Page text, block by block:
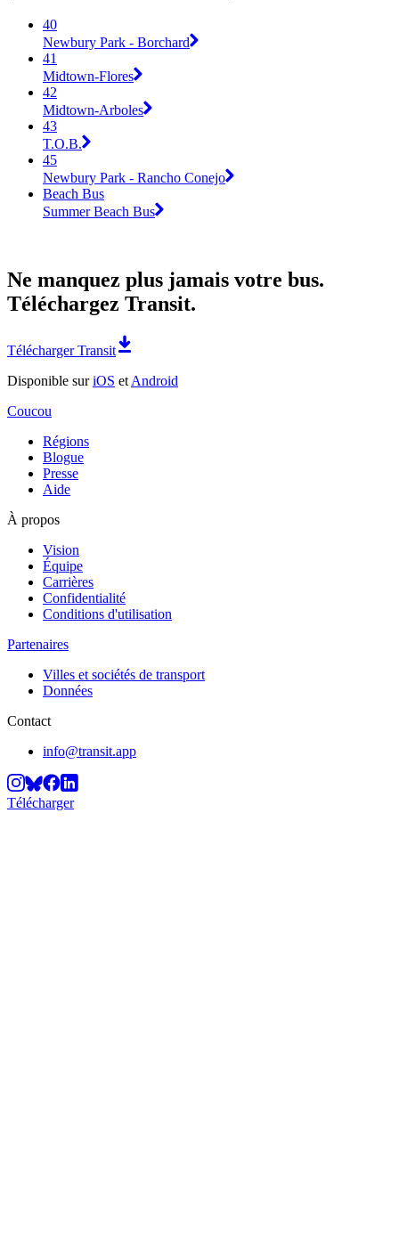
40
Newbury Park - Borchard
41
Midtown-Flores
42
Midtown-Arboles
43
T.O.B.
45
Newbury Park - Rancho Conejo
Beach Bus
Summer Beach Bus
Ne manquez plus jamais votre bus.
Téléchargez Transit.
Télécharger Transit
Disponible suriOS et Android
Coucou
Régions
Blogue
Presse
Aide
À propos
Vision
Équipe
Carrières
Confidentialité
Conditions d'utilisation
Partenaires
Villes et sociétés de transport
Données
Contact
info@transit.app
Télécharger